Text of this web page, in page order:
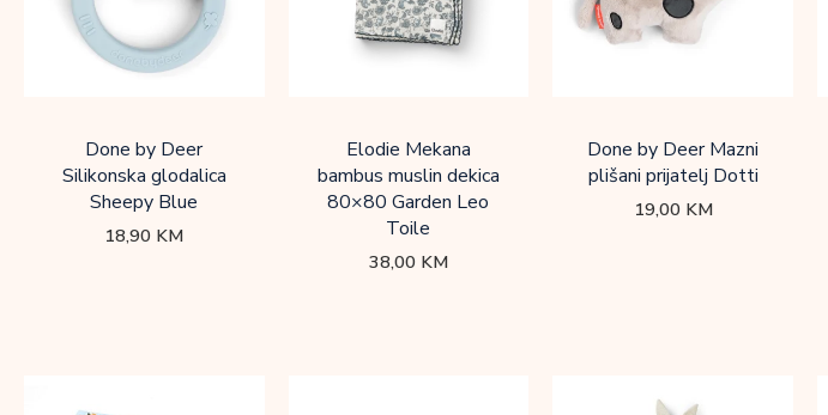
Done by Deer
Silikonska glodalica
Sheepy Blue
18,90 KM
Elodie Mekana
bambus muslin dekica
80×80 Garden Leo
Toile
38,00 KM
Done by Deer Mazni
plišani prijatelj Dotti
19,00 KM